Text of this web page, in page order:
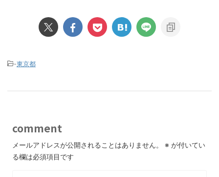
-東京都
comment
メールアドレスが公開されることはありません。 ※ が付いてい
る欄は必須項目です